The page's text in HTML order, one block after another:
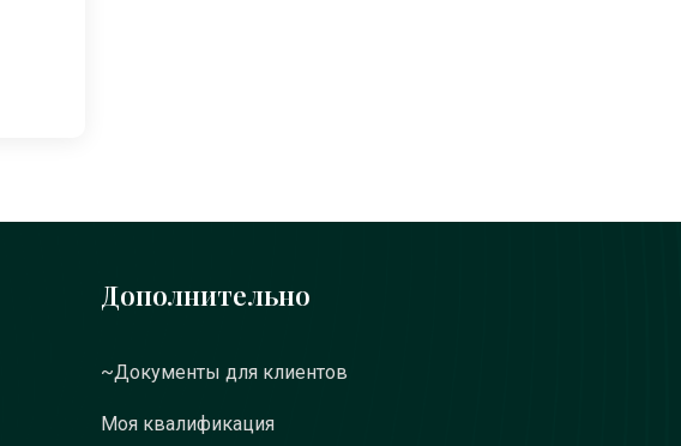
Дополнительно
~Документы для клиентов
Моя квалификация